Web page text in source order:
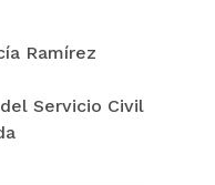
Ramírez
Servicio Civil